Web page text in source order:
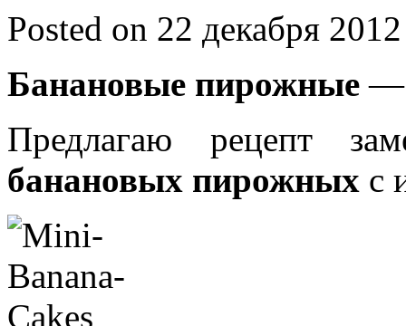
Posted on 22 декабря
Банановые пирожные —
Предлагаю рецепт
банановых пирожных с